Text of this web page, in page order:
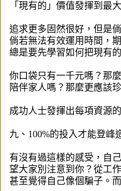
「現有的」價值發揮到最
追求更多固然很好，但是
倘若無法有效運用時間，
總是要先學習如何把現有
你口袋只有一千元嗎？那
陪伴家人嗎？那麼更應該
成功人士發揮出每項資源
九、100%的投入才能登峰
有沒有過這樣的感受，自
望大家別注意到你？從工
甚至覺得自己像個騙子。